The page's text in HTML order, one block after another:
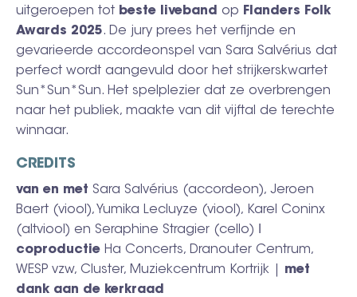
uitgeroepen tot beste liveband op Flanders Folk
Awards 2025. De jury prees het verfijnde en
gevarieerde accordeonspel van Sara Salvérius dat
perfect wordt aangevuld door het strijkerskwartet
Sun*Sun*Sun. Het spelplezier dat ze overbrengen
naar het publiek, maakte van dit vijftal de terechte
winnaar.
CREDITS
van en met Sara Salvérius (accordeon), Jeroen
Baert (viool), Yumika Lecluyze (viool), Karel Coninx
(altviool) en Seraphine Stragier (cello) ǀ
coproductie Ha Concerts, Dranouter Centrum,
WESP vzw, Cluster, Muziekcentrum Kortrijk | met
dank aan de kerkraad